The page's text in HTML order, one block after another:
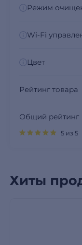
Режим
Wi-Fi
Цвет
Рейтинг товара
Общий рейтинг
5 из 5
Хиты